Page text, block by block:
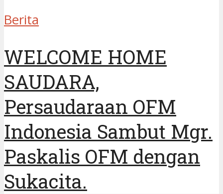
Berita
WELCOME HOME
SAUDARA,
Persaudaraan OFM
Indonesia Sambut Mgr.
Paskalis OFM dengan
Sukacita.